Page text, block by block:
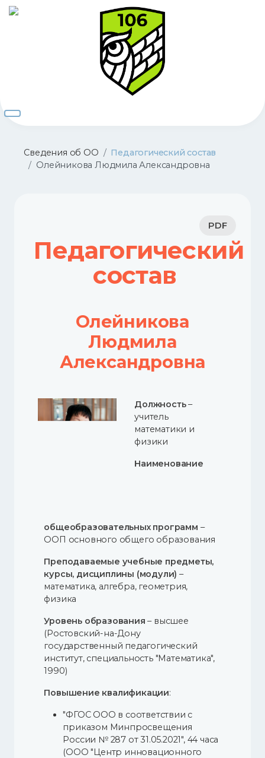
Сведения об ОО
Педагогический состав
Олейникова Людмила Александровна
PDF
Педагогический
состав
Олейникова
Людмила
Александровна
Должность–
учитель
математики и
физики
Наименование
общеобразовательных программ –
ООП основного общего образования
Преподаваемые учебные предметы,
курсы, дисциплины (модули) –
математика, алгебра, геометрия,
физика
Уровень образования – высшее
(Ростовский-на-Дону
государственный педагогический
институт, специальность "Математика",
1990)
Повышение квалификации:
"ФГОС ООО в соответствии с
приказом Минпросвещения
России № 287 от 31.05.2021", 44 часа
(ООО "Центр инновационного